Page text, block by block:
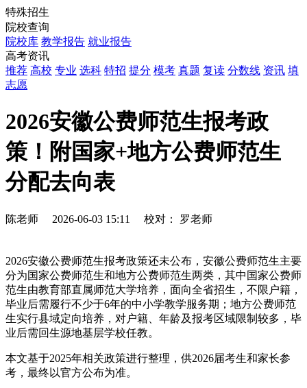
特殊招生
院校查询
院校库 教学报告 就业报告
高考资讯
推荐 高校 专业 选科 特招 提分 模考 真题 复读 分数线 资讯 填
志愿
2026安徽公费师范生报考政
策！附国家+地方公费师范生
分配去向表
陈老师 2026-06-03 15:11 校对： 罗老师
2026安徽公费师范生报考政策还未公布，安徽公费师范生主要
分为国家公费师范生和地方公费师范生两类，其中国家公费师
范生由教育部直属师范大学培养，面向全省招生，不限户籍，
毕业后需履行不少于6年的中小学教学服务期；地方公费师范
生实行县域定向培养，对户籍、年龄及报考区域限制较多，毕
业后需回生源地基层学校任教。
本文基于2025年相关政策进行整理，供2026届考生和家长参
考，最终以官方公布为准。